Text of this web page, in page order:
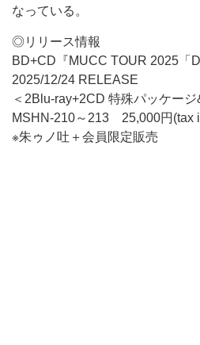
なっている。
◎リリース情報
BD+CD『MUCC TOUR 2025「
2025/12/24 RELEASE
＜2Blu-ray+2CD 特殊パッケー
MSHN-210～213 25,000円(tax
※朱ゥノ吐＋会員限定販売